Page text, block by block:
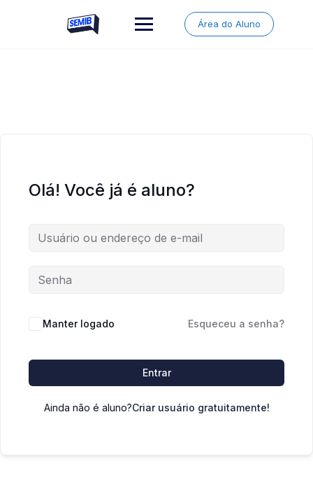
Área do Aluno
Olá! Você já é aluno?
Manter logado Esqueceu a senha?
Entrar
Ainda não é aluno?Criar usuário gratuitamente!